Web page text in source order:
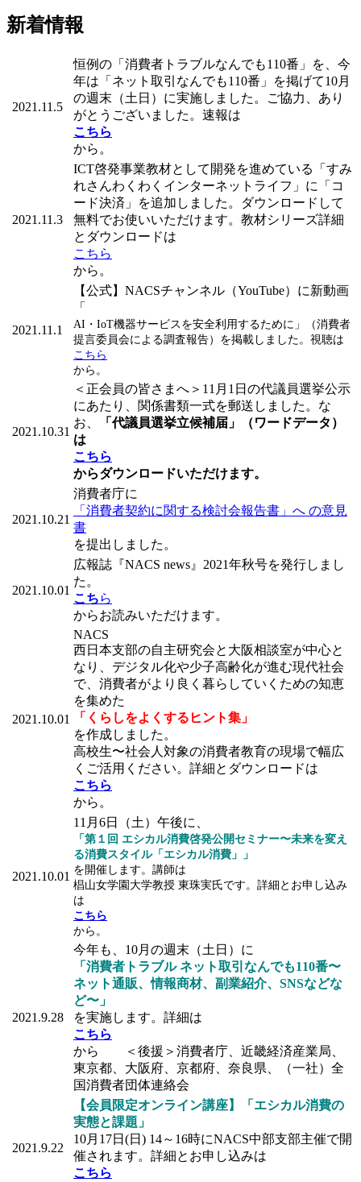
新着情報
2021.11.5
恒例の「消費者トラブルなんでも110番」を、今
年は「ネット取引なんでも110番」を掲げて10月
の週末（土日）に実施しました。ご協力、あり
がとうございました。速報は
こちら
から。
2021.11.3
ICT啓発事業教材として開発を進めている「すみ
れさんわくわくインターネットライフ」に「コ
ード決済」を追加しました。ダウンロードして
無料でお使いいただけます。教材シリーズ詳細
とダウンロードは
こちら
から。
2021.11.1
【公式】NACSチャンネル（YouTube）に新動画
「
AI・IoT機器サービスを安全利用するために」（消費者
提言委員会による調査報告）を掲載しました。視聴は
こちら
から。
2021.10.31
＜正会員の皆さまへ＞11月1日の代議員選挙公示
にあたり、関係書類一式を郵送しました。な
お、
「代議員選挙立候補届」（ワードデータ）
は
こちら
からダウンロードいただけます。
2021.10.21
消費者庁に
「消費者契約に関する検討会報告書」へ の意見
書
を提出しました。
2021.10.01
広報誌『NACS news』2021年秋号を発行しまし
た。
こちら
からお読みいただけます。
2021.10.01
NACS
西日本支部の自主研究会と大阪相談室が中心と
なり、デジタル化や少子高齢化が進む現代社会
で、消費者がより良く暮らしていくための知恵
を集めた
「くらしをよくするヒント集」
を作成しました。
高校生〜社会人対象の消費者教育の現場で幅広
くご活用ください。詳細とダウンロードは
こちら
から。
2021.10.01
11月6日（土）午後に、
「第１回 エシカル消費啓発公開セミナー〜未来を変え
る消費スタイル「エシカル消費」」
を開催します。講師は
椙山女学園大学教授 東珠実氏です。詳細とお申し込み
は
こちら
から。
2021.9.28
今年も、10月の週末（土日）に
「消費者トラブル ネット取引なんでも110番〜
ネット通販、情報商材、副業紹介、SNSなどな
ど〜」
を実施します。詳細は
こちら
から ＜後援＞消費者庁、近畿経済産業局、
東京都、大阪府、京都府、奈良県、（一社）全
国消費者団体連絡会
2021.9.22
【会員限定オンライン講座】「エシカル消費の
実態と課題」
10月17日(日) 14～16時にNACS中部支部主催で開
催されます。詳細とお申し込みは
こちら